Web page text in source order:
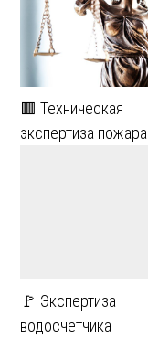
🟥 Техническая
экспертиза пожара
🚩 Экспертиза
водосчетчика